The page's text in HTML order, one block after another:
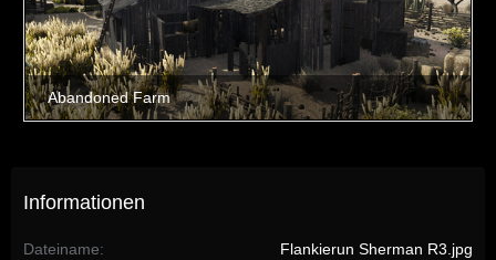
Informationen
Dateiname
Flankierun Sherman R3.jpg